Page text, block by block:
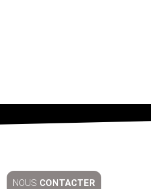
NOUS CONTACTER